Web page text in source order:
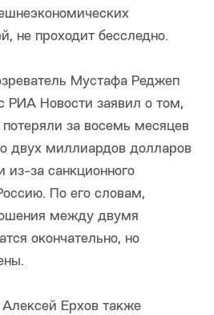
не проходит бесследно.
Мустафа Реджеп
РИА Новости заявил о том,
потеряли за восемь месяцев
двух миллиардов долларов
из-за санкционного
По его словам,
между двумя
окончательно, но
Ерхов также